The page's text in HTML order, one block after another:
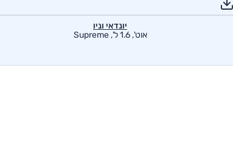
יונדאי וניו
אוט', 1.6 ל', Supreme